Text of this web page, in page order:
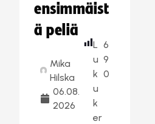
ensimmäist
ä peliä
Mika
Hilska
06.08.
2026
L
u
k
u
k
er
6
9
0